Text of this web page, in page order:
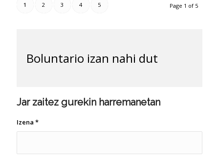
Page 1 of 5
1 2 3 4 5
Boluntario izan nahi dut
Jar zaitez gurekin harremanetan
Izena *